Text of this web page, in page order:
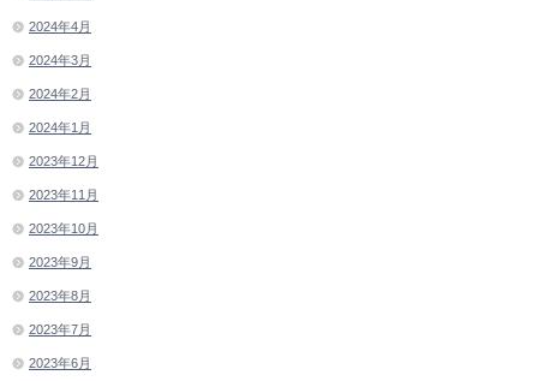
2024年4月
2024年3月
2024年2月
2024年1月
2023年12月
2023年11月
2023年10月
2023年9月
2023年8月
2023年7月
2023年6月